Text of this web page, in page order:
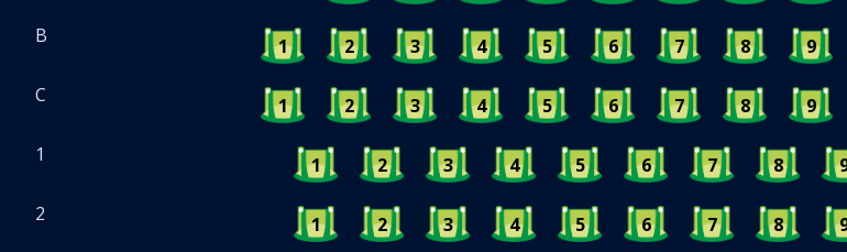
B
1 2 3 4 5 6 7 8 9
C
1 2 3 4 5 6 7 8 9
1
1 2 3 4 5 6 7 8
2
1 2 3 4 5 6 7 8